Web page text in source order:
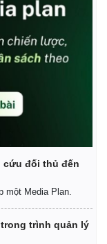
cứu đối thủ đến
một Media Plan.
trình quản lý